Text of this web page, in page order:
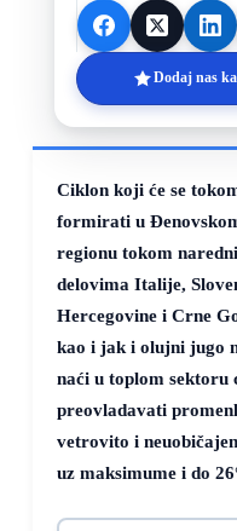
Dodaj nas
Ciklon koji će se
formirati u
regionu tokom
delovima Italije,
Hercegovine i Crne
kao i jak i olujni jugo
naći u toplom sektoru
preovladavati
vetrovito i
uz maksimume i do